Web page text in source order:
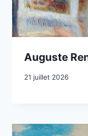
Auguste
21 juillet 2026